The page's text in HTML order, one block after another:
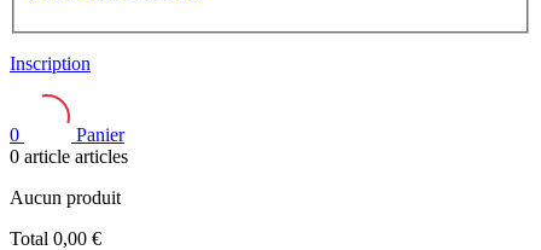
Inscription
0
Panier
0 article articles
Aucun produit
Total 0,00 €